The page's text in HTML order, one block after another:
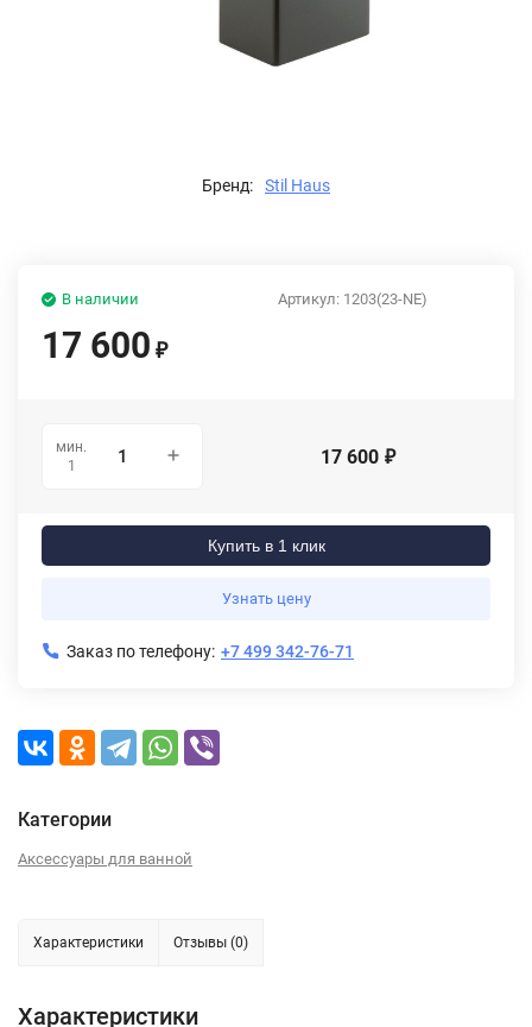
Бренд: Stil Haus
Артикул: 1203(23-NE)
В наличии
17 600 ₽
мин.
1
17 600 ₽
Купить в 1 клик
Узнать цену
Заказ по телефону: +7 499 342-76-71
Категории
Аксессуары для ванной
Характеристики Отзывы (0)
Характеристики